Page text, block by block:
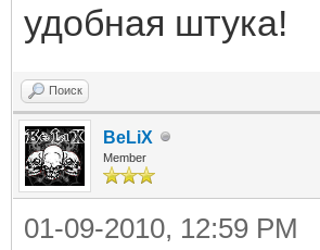
удобная штука!
Поиск
BeLiX
Member
01-09-2010, 12:59 PM